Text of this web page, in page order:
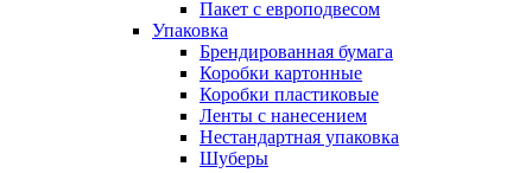
Пакет с европодвесом
Упаковка
Брендированная бумага
Коробки картонные
Коробки пластиковые
Ленты с нанесением
Нестандартная упаковка
Шуберы